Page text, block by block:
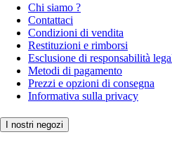
Chi siamo ?
Contattaci
Condizioni di vendita
Restituzioni e rimborsi
Esclusione di responsabilità
Metodi di pagamento
Prezzi e opzioni di consegna
Informativa sulla privacy
I nostri negozi